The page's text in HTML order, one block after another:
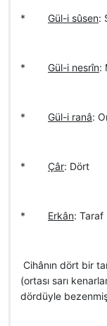
* Gül-i sûsen:
* Gül-i nesrîn:
* Gül-i ranâ:
* Çâr: Dört
* Erkân: Taraf
 Cihânın dört bir
(ortası sarı
dördüyle